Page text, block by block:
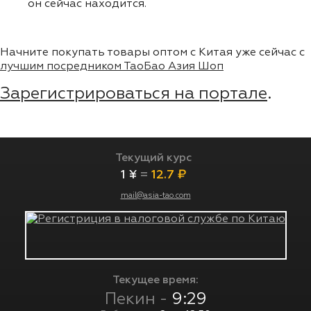
он сейчас находится.
Начните покупать товары оптом с Китая уже сейчас с
лучшим посредником ТаоБао Азия Шоп
Зарегистрироваться на портале.
Текущий курс
1 ¥ = 12.7 ₽
mail@asia-tao.com
Текущее время:
Пекин - 9:29